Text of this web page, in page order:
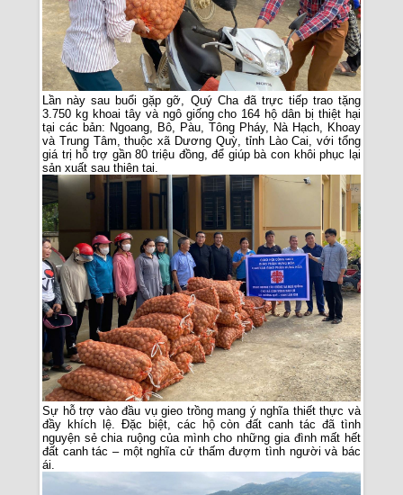
Lần này sau buổi gặp gỡ, Quý Cha đã trực tiếp trao tặng
3.750 kg khoai tây và ngô giống cho 164 hộ dân bị thiệt hại
tại các bản: Ngoang, Bô, Pàu, Tông Pháy, Nà Hạch, Khoay
và Trung Tâm, thuộc xã Dương Quỳ, tỉnh Lào Cai, với tổng
giá trị hỗ trợ gần 80 triệu đồng, để giúp bà con khôi phục lại
sản xuất sau thiên tai.
Sự hỗ trợ vào đầu vụ gieo trồng mang ý nghĩa thiết thực và
đầy khích lệ. Đặc biệt, các hộ còn đất canh tác đã tình
nguyện sẻ chia ruộng của mình cho những gia đình mất hết
đất canh tác – một nghĩa cử thấm đượm tình người và bác
ái.